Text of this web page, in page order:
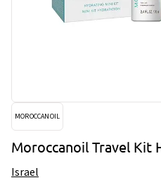
MOROCCANOIL
Moroccanoil Travel Kit
Israel